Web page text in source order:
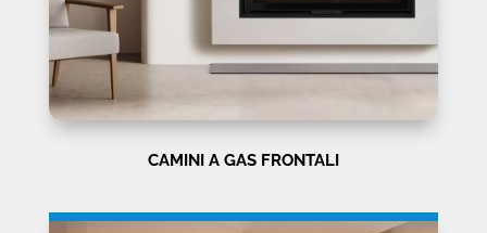
CAMINI A GAS FRONTALI